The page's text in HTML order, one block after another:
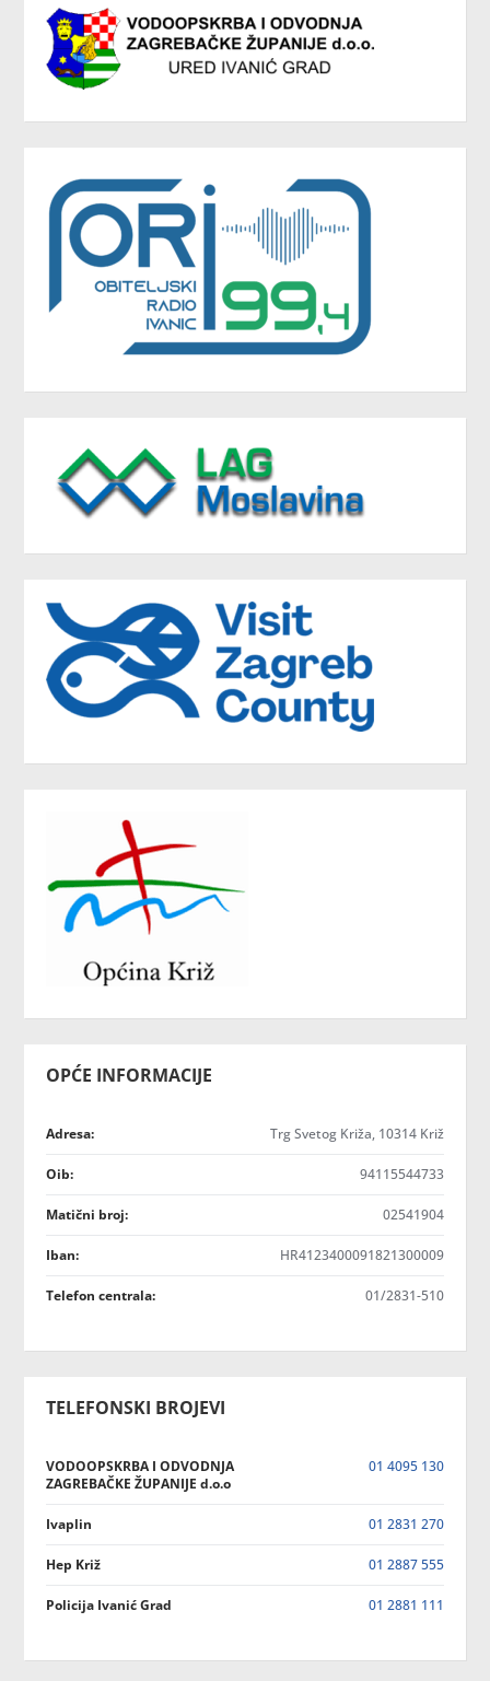
OPĆE INFORMACIJE
Adresa: Trg Svetog Križa, 10314 Križ
Oib: 94115544733
Matični broj: 02541904
Iban: HR4123400091821300009
Telefon centrala: 01/2831-510
TELEFONSKI BROJEVI
VODOOPSKRBA I ODVODNJA
ZAGREBAČKE ŽUPANIJE d.o.o
01 4095 130
Ivaplin 01 2831 270
Hep Križ 01 2887 555
Policija Ivanić Grad 01 2881 111